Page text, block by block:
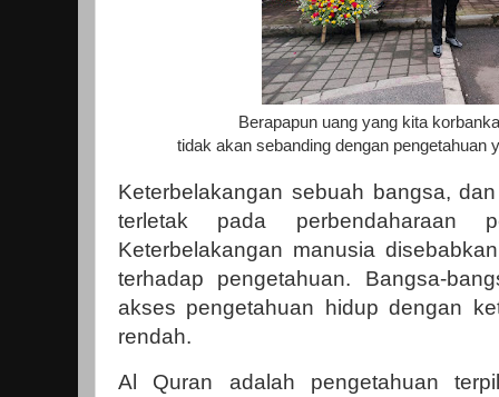
Berapapun uang yang kita
tidak akan sebanding dengan pengetahuan
Keterbelakangan sebuah bangsa,
terletak pada perbendaharaan
Keterbelakangan manusia
terhadap pengetahuan. Bangsa-
akses pengetahuan hidup dengan
rendah.
Al Quran adalah pengetahuan